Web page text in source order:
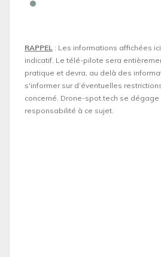
RAPPEL : Les informations affichées
indicatif. Le télé-pilote sera
pratique et devra, au delà des
s'informer sur d’éventuelles
concerné. Drone-spot.tech se
responsabilité à ce sujet.